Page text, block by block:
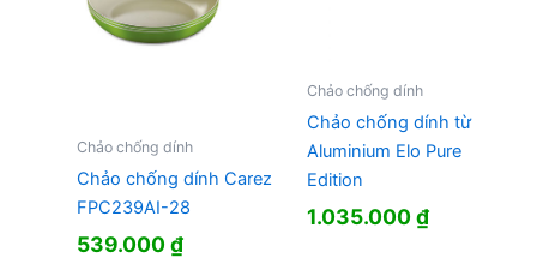
Chảo chống dính
Chảo chống dính Carez
FPC239AI-28
539.000₫
Chảo chống dính
Chảo chống dính từ
Aluminium Elo Pure
Edition
1.035.000₫